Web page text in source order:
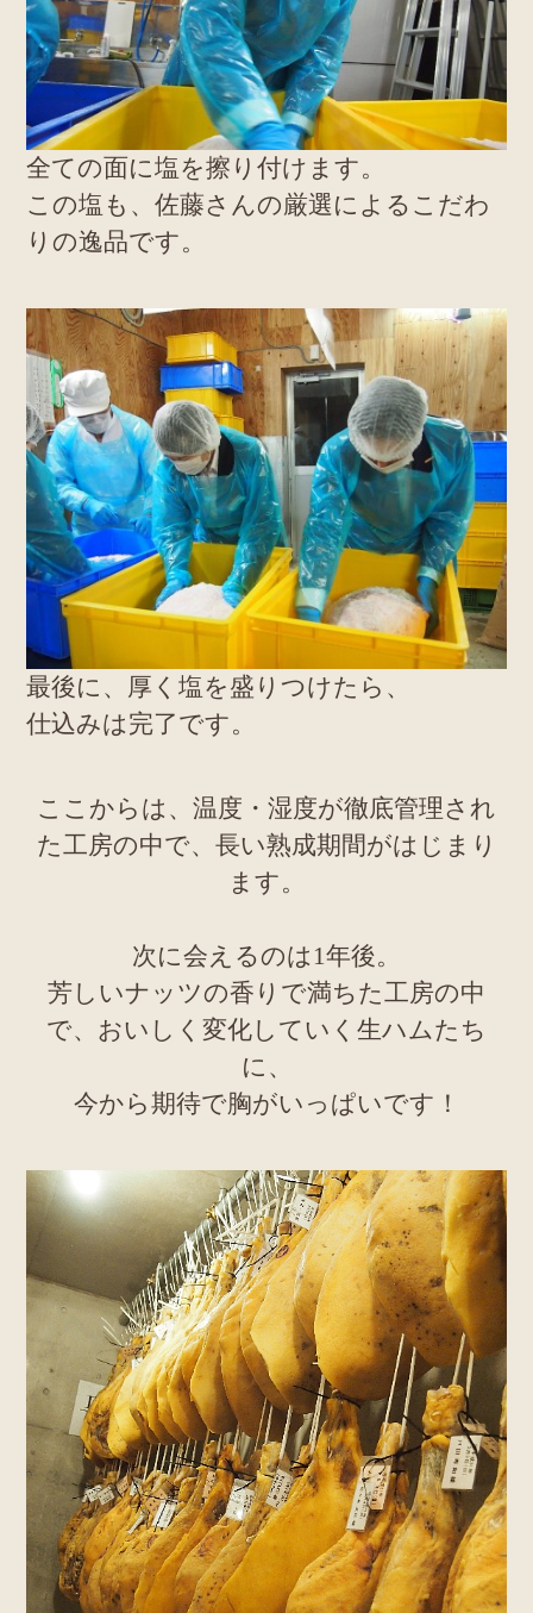
全ての面に塩を擦り付けます。
この塩も、佐藤さんの厳選によるこだわ
りの逸品です。
最後に、厚く塩を盛りつけたら、
仕込みは完了です。
ここからは、温度・湿度が徹底管理され
た工房の中で、長い熟成期間がはじまり
ます。
次に会えるのは1年後。
芳しいナッツの香りで満ちた工房の中
で、おいしく変化していく生ハムたち
に、
今から期待で胸がいっぱいです！